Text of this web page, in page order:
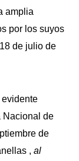
amplia
por los suyos
de julio de
Nacional de
de
, al